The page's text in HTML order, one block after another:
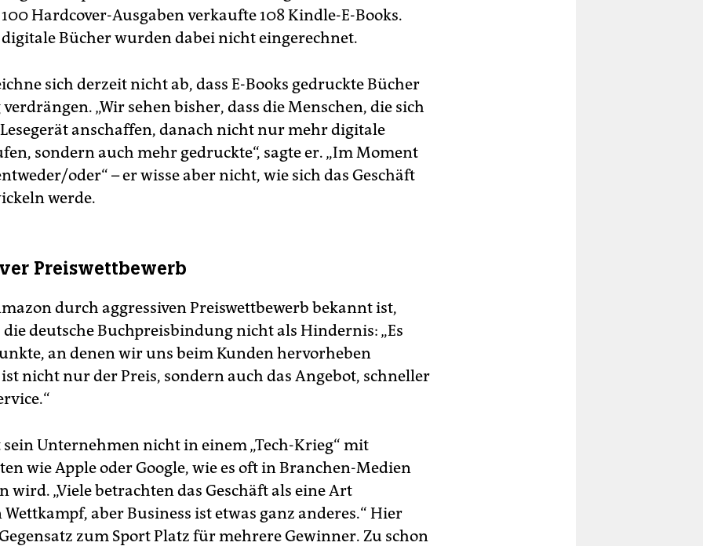
Hardcover-Ausgaben verkaufte 108 Kindle-E-Books.
digitale Bücher wurden dabei nicht eingerechnet.
sich derzeit nicht ab, dass E-Books gedruckte Bücher
„Wir sehen bisher, dass die Menschen, die sich
anschaffen, danach nicht nur mehr digitale
sondern auch mehr gedruckte“, sagte er. „Im Moment
oder“ – er wisse aber nicht, wie sich das Geschäft
werde.
Preiswettbewerb
durch aggressiven Preiswettbewerb bekannt ist,
die deutsche Buchpreisbindung nicht als Hindernis: „Es
an denen wir uns beim Kunden hervorheben
ist nicht nur der Preis, sondern auch das Angebot, schneller
sein Unternehmen nicht in einem „Tech-Krieg“ mit
wie Apple oder Google, wie es oft in Branchen-Medien
wird. „Viele betrachten das Geschäft als eine Art
aber Business ist etwas ganz anderes.“ Hier
zum Sport Platz für mehrere Gewinner. Zu schon